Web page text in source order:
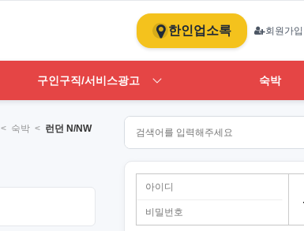
한인업소록 회원가입
구인구직/서비스광고 숙박
< 숙박 < 런던 N/NW